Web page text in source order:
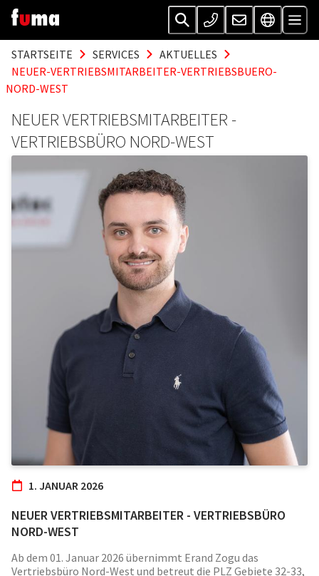
STARTSEITE SERVICES
AKTUELLES
NEUER-VERTRIEBSMITARBEITER-VERTRIEBSBUERO-
NORD-WEST
NEUER VERTRIEBSMITARBEITER -
VERTRIEBSBÜRO NORD-WEST
1. JANUAR 2026
NEUER VERTRIEBSMITARBEITER - VERTRIEBSBÜRO
NORD-WEST
Ab dem 01. Januar 2026 übernimmt Erand Zogu das
Vertriebsbüro Nord-West und betreut die PLZ Gebiete 32-33,